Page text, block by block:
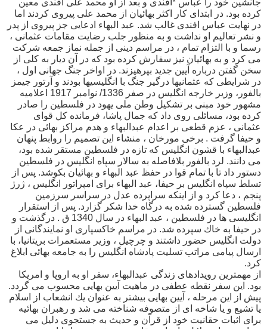
كرده بود. در ابتداى كار اكثر بهائيان از محمد على پيروى كردند اما
در نهايت عباس افندى غالب شد. عبد البهاء ادعايى جز پيروى از پدر
و نشر تعاليم او نداشت و به منظور جلب رضايت مقامات عثمانى ،
رسما و با التزام تمام ، در مراسم دينى از جمله نماز جمعه شركت
مى كرد و به بهائيان نيز سفارش كرده بود كه در آن ديار به كلى از
سخن گفتن درباره آيين جديد بپرهيزند. در اواخر جنگ جهانى اول ،
در شرايطى كه عثمانيها درگير جنگ با انگليسيها بودند و آرتور جيمز
بالفور، وزير خارجه انگليس در صفر 1336/ نوامبر 1917 اعلاميه
مشهور خود مبنى بر تشكيل وطن ملى يهود در فلسطين را صادر
كرده بود، مسائلى روى داد كه جمال پاشا، فرمانده كل قواى
عثمانى ، عزم قطعى بر اعدام عبدالبهاء و هدم مراكز بهائى در عكا
و حيفا گرفت . برخى مورخان ، منشاء اين تصميم را روابط پنهان
عبدالبهاء با قشون انگليس كه تازه در فلسطين مستقر شده بود،
مى دانند. لرد بالفور بلافاصله به سالار سپاه انگليس در فلسطين
دستور داد تا با تمام قوا در حفظ عبد البهاء و بهائيان بكوشد. پس از
تسلط سپاه انگليس بر حيفا، عبد البهاء براى امپراتور انگليس ، ژرژ
پنجم ، دعا كرد و از اينكه سراپرده عدل در سراسر سرزمين
فلسطين گسترده شده به درگاه خدا شكر گزارد. پس از استقرار
انگليسى ها در فلسطين ، عبد البهاء در سال 1340 ق . درگذشت و
در حيفا به خاك سپرده شد. در مراسم خاكسپارى او نمايندگانى از
دولت انگليس حضور داشتند و چرچيل ، وزير مستعمرات بريتانيا، با
ارسال پيامى مراتب تسليت پادشاه انگليس را به جامعه بهائى ابلاغ
كرد.
از مهمترين رويدادهاى زندگى عبدالبهاء، سفر او به اروپا و امريكا
بود. اين سفر نقطه عطفى در ماهيت آيين بهايى محسوب مى گردد.
پيش از اين مرحله ، آيين بهايى بيشتر به عنوان يك انشعاب از اسلام
يا تشيع و يا شاخه اى از متصوفه شناخته مى شد و رهبران بهائيه
براى اثبات حقانيت خود از قرآن و حديث به جستجوى دليل مى